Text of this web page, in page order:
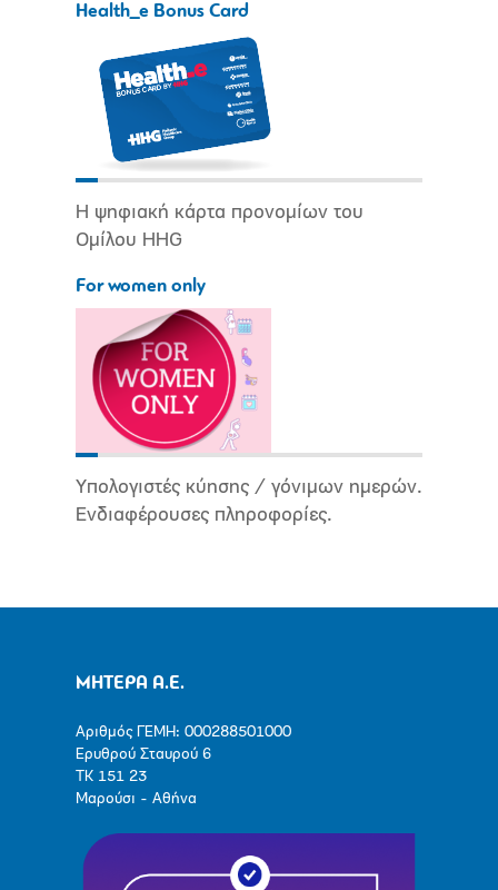
Health_e Bonus Card
Η ψηφιακή κάρτα προνομίων του
Ομίλου HHG
For women only
Υπολογιστές κύησης / γόνιμων ημερών.
Ενδιαφέρουσες πληροφορίες.
ΜΗΤΕΡΑ Α.Ε.
Αριθμός ΓΕΜΗ: 000288501000
Ερυθρού Σταυρού 6
ΤΚ 151 23
Μαρούσι - Αθήνα